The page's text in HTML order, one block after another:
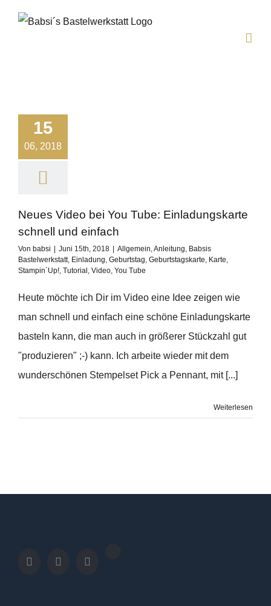
15
06, 2018
Neues Video bei You Tube: Einladungskarte
schnell und einfach
Von babsi Juni 15th, 2018 Allgemein,Anleitung, Babsis
Bastelwerkstatt, Einladung, Geburtstag, Geburtstagskarte, Karte,
Stampin´Up!, Tutorial , Video, You Tube
Heute möchte ich Dir im Video eine Idee zeigen wie
man schnell und einfach eine schöne Einladungskarte
basteln kann, die man auch in größerer Stückzahl gut
"produzieren" ;-) kann. Ich arbeite wieder mit dem
wunderschönen Stempelset Pick a Pennant, mit [...]
Weiterlesen